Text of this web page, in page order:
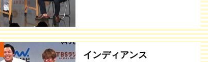
インディアンス